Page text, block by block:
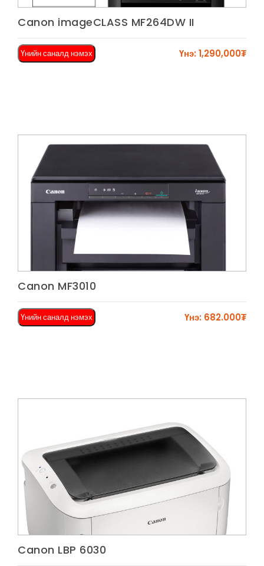
Харах
Canon imageCLASS MF264DW II
Үнийн саналд нэмэх Үнэ: 1,290,000₮
Canon MF3010
Үнийн саналд нэмэх Үнэ: 682.000₮
Canon LBP 6030